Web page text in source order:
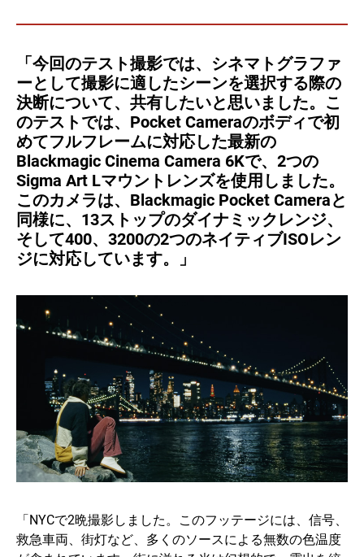
「今回のテスト撮影では、シネマトグラファ
ーとして撮影に適したシーンを選択する際の
決断について、共有したいと思いました。こ
のテストでは、Pocket Cameraのボディで初
めてフルフレームに対応した最新の
Blackmagic Cinema Camera 6Kで、2つの
Sigma Art Lマウントレンズを使用しました。
このカメラは、Blackmagic Pocket Cameraと
同様に、13ストップのダイナミックレンジ、
そして400、3200の2つのネイティブISOレン
ジに対応しています。」
「NYCで2晩撮影しました。このフッテージには、信号、
救急車両、街灯など、多くのソースによる無数の色温度